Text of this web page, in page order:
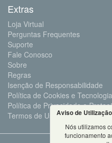
Extras
Loja Virtual
Perguntas Frequentes
Suporte
Fale Conosco
Sobre
Regras
Isenção de Responsabilidade
Política de Cookies e
Política de Privacidade e
Termos de UsoAviso de
Nós utilizamos
funcionamento